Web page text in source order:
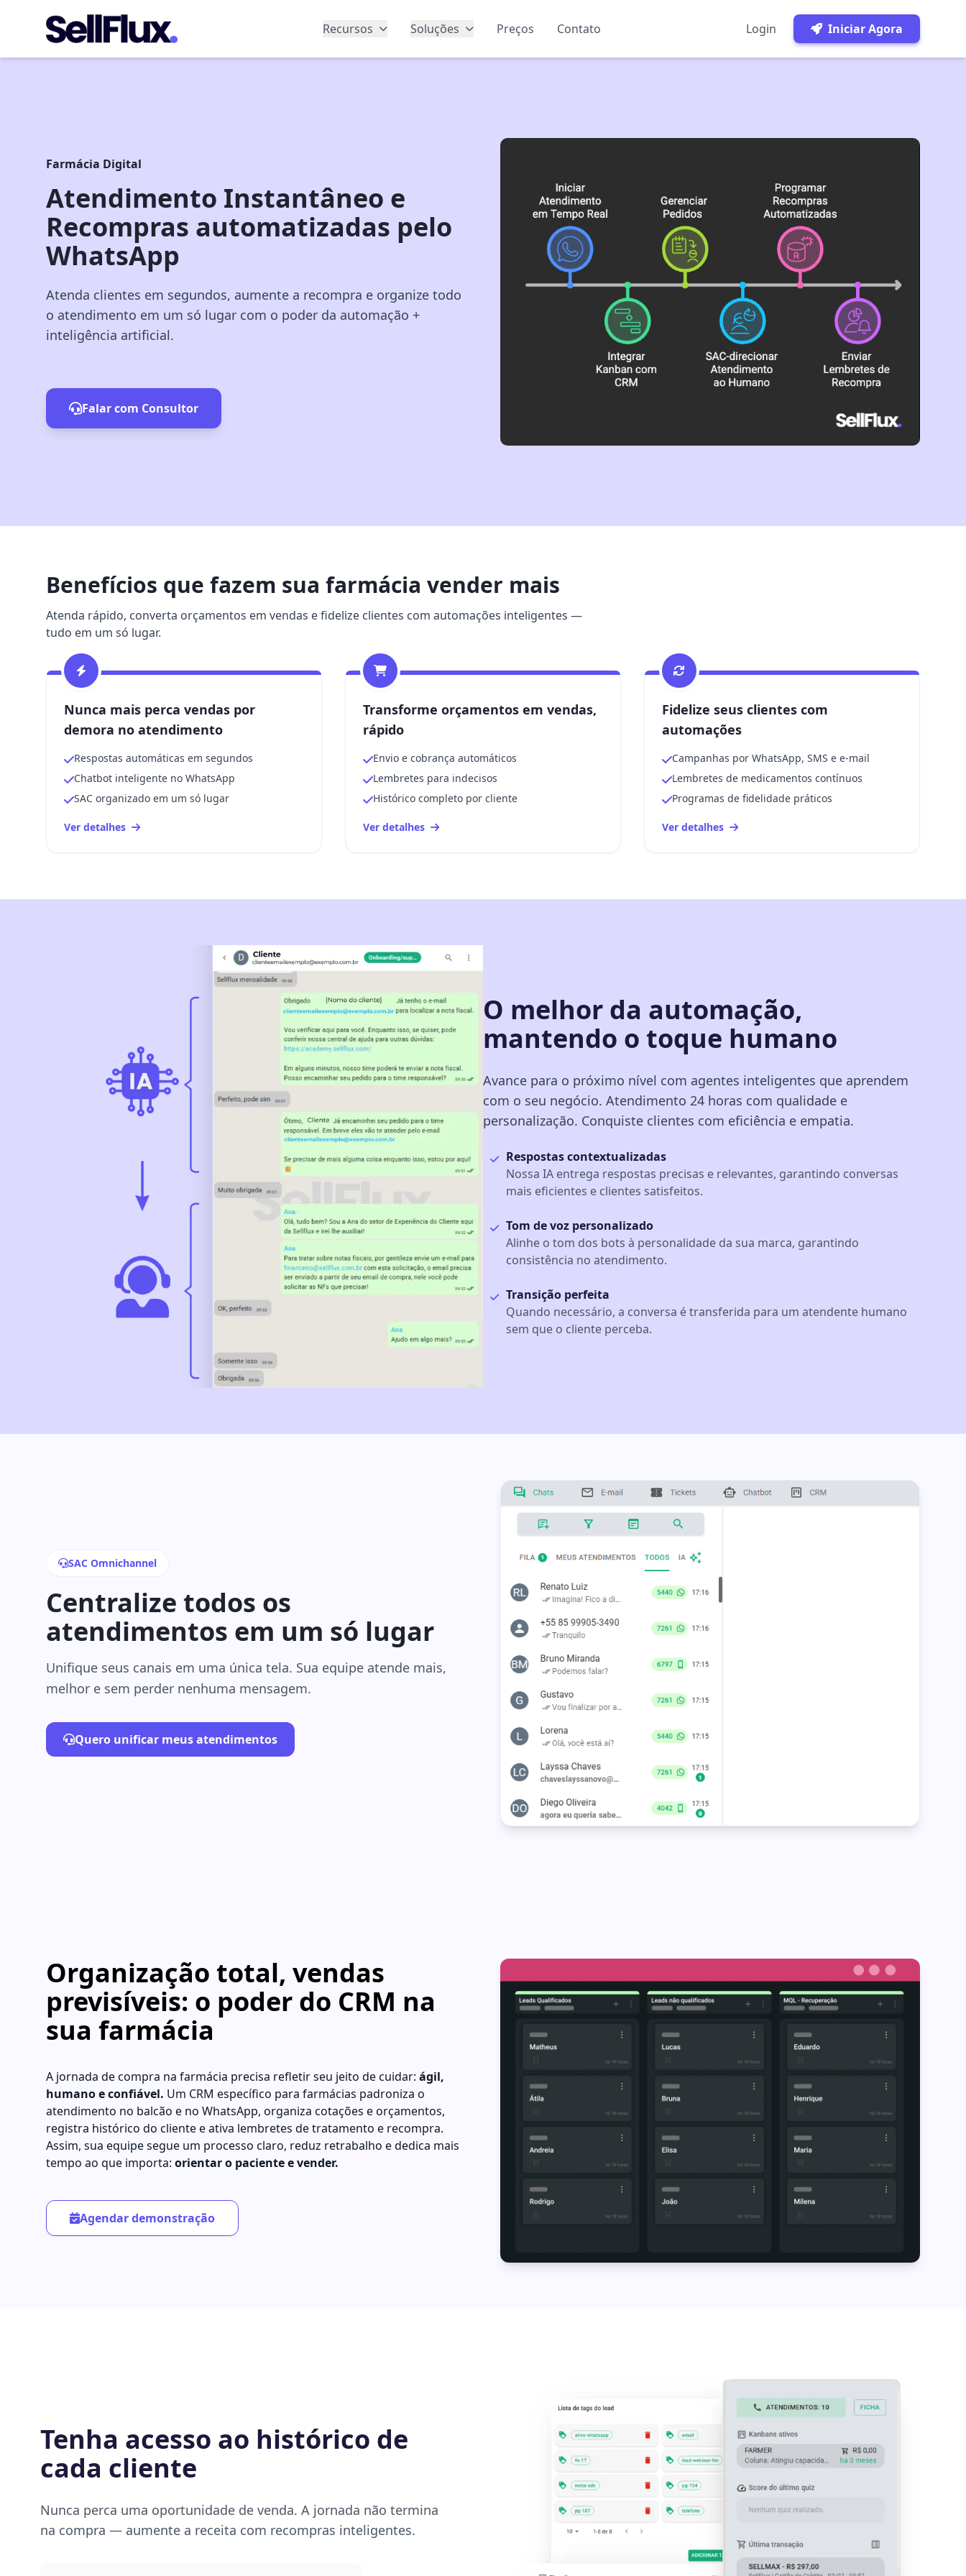
Recursos Soluções Preços Contato Login Iniciar Agora
Farmácia Digital
Atendimento Instantâneo e
Recompras automatizadas pelo
WhatsApp
Atenda clientes em segundos, aumente a recompra e organize todo
o atendimento em um só lugar com o poder da automação +
inteligência artificial.
Falar com Consultor
Benefícios que fazem sua farmácia vender mais
Atenda rápido, converta orçamentos em vendas e fidelize clientes com automações inteligentes —
tudo em um só lugar.
Nunca mais perca vendas por
demora no atendimento
Respostas automáticas em segundos
Chatbot inteligente no WhatsApp
SAC organizado em um só lugar
Ver detalhes
Transforme orçamentos em vendas,
rápido
Envio e cobrança automáticos
Lembretes para indecisos
Histórico completo por cliente
Ver detalhes
Fidelize seus clientes com
automações
Campanhas por WhatsApp, SMS e e-mail
Lembretes de medicamentos contínuos
Programas de fidelidade práticos
Ver detalhes
O melhor da automação,
mantendo o toque humano
Avance para o próximo nível com agentes inteligentes que aprendem
com o seu negócio. Atendimento 24 horas com qualidade e
personalização. Conquiste clientes com eficiência e empatia.
Respostas contextualizadas
Nossa IA entrega respostas precisas e relevantes, garantindo conversas
mais eficientes e clientes satisfeitos.
Tom de voz personalizado
Alinhe o tom dos bots à personalidade da sua marca, garantindo
consistência no atendimento.
Transição perfeita
Quando necessário, a conversa é transferida para um atendente humano
sem que o cliente perceba.
SAC Omnichannel
Centralize todos os
atendimentos em um só lugar
Unifique seus canais em uma única tela. Sua equipe atende mais,
melhor e sem perder nenhuma mensagem.
Quero unificar meus atendimentos
Organização total, vendas
previsíveis: o poder do CRM na
sua farmácia
A jornada de compra na farmácia precisa refletir seu jeito de cuidar: ágil,
humano e confiável. Um CRM específico para farmácias padroniza o
atendimento no balcão e no WhatsApp, organiza cotações e orçamentos,
registra histórico do cliente e ativa lembretes de tratamento e recompra.
Assim, sua equipe segue um processo claro, reduz retrabalho e dedica mais
tempo ao que importa: orientar o paciente e vender.
Agendar demonstração
Tenha acesso ao histórico de
cada cliente
Nunca perca uma oportunidade de venda. A jornada não termina
na compra — aumente a receita com recompras inteligentes.